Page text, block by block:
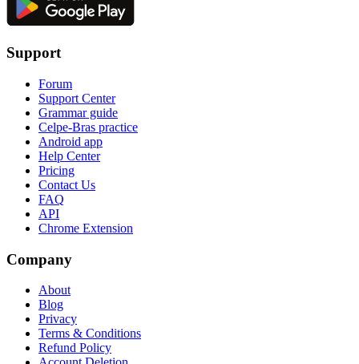
Support
Forum
Support Center
Grammar guide
Celpe-Bras practice
Android app
Help Center
Pricing
Contact Us
FAQ
API
Chrome Extension
Company
About
Blog
Privacy
Terms & Conditions
Refund Policy